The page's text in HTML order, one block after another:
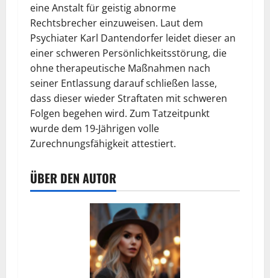
eine Anstalt für geistig abnorme
Rechtsbrecher einzuweisen. Laut dem
Psychiater Karl Dantendorfer leidet dieser an
einer schweren Persönlichkeitsstörung, die
ohne therapeutische Maßnahmen nach
seiner Entlassung darauf schließen lasse,
dass dieser wieder Straftaten mit schweren
Folgen begehen wird. Zum Tatzeitpunkt
wurde dem 19-Jährigen volle
Zurechnungsfähigkeit attestiert.
ÜBER DEN AUTOR